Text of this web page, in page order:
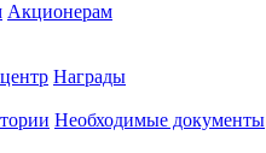
Акционерам
Награды
Необходимые документы